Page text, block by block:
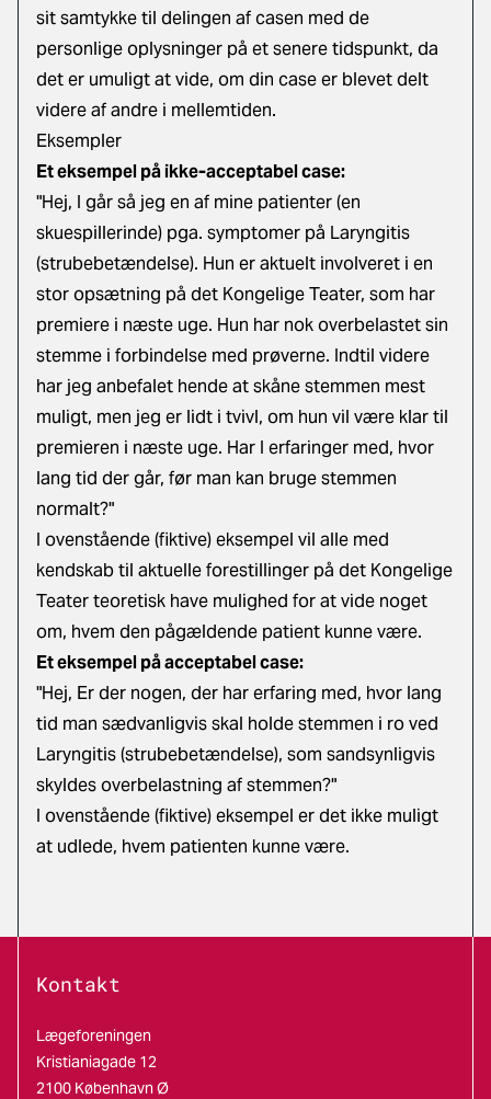
sit samtykke til delingen af casen med de
personlige oplysninger på et senere tidspunkt, da
det er umuligt at vide, om din case er blevet delt
videre af andre i mellemtiden.
Eksempler
Et eksempel på ikke-acceptabel case:
"Hej, I går så jeg en af mine patienter (en
skuespillerinde) pga. symptomer på Laryngitis
(strubebetændelse). Hun er aktuelt involveret i en
stor opsætning på det Kongelige Teater, som har
premiere i næste uge. Hun har nok overbelastet sin
stemme i forbindelse med prøverne. Indtil videre
har jeg anbefalet hende at skåne stemmen mest
muligt, men jeg er lidt i tvivl, om hun vil være klar til
premieren i næste uge. Har I erfaringer med, hvor
lang tid der går, før man kan bruge stemmen
normalt?"
I ovenstående (fiktive) eksempel vil alle med
kendskab til aktuelle forestillinger på det Kongelige
Teater teoretisk have mulighed for at vide noget
om, hvem den pågældende patient kunne være.
Et eksempel på acceptabel case:
"Hej, Er der nogen, der har erfaring med, hvor lang
tid man sædvanligvis skal holde stemmen i ro ved
Laryngitis (strubebetændelse), som sandsynligvis
skyldes overbelastning af stemmen?"
I ovenstående (fiktive) eksempel er det ikke muligt
at udlede, hvem patienten kunne være.
Kontakt
Lægeforeningen
Kristianiagade 12
2100 København Ø